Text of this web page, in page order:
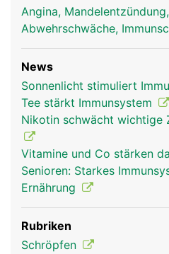
Angina,
Abwehrschwäche,
News
Sonnenlicht stimuliert
Tee stärkt Immunsystem
Nikotin schwächt wichtige
Vitamine und Co stärken
Senioren: Starkes
Ernährung
Rubriken
Schröpfen